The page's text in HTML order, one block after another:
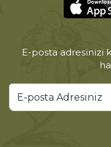
E-posta adresinizi